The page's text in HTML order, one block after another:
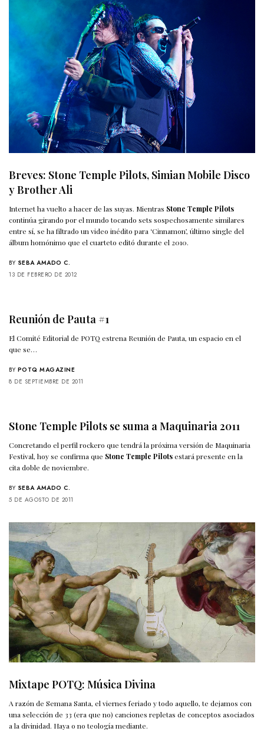
Breves: Stone Temple Pilots, Simian Mobile Disco
y Brother Ali
Internet ha vuelto a hacer de las suyas. Mientras Stone Temple Pilots
continúa girando por el mundo tocando sets sospechosamente similares
entre sí, se ha filtrado un video inédito para ‘Cinnamon’, último single del
álbum homónimo que el cuarteto editó durante el 2010.
BY SEBA AMADO C.
13 DE FEBRERO DE 2012
Reunión de Pauta #1
El Comité Editorial de POTQ estrena Reunión de Pauta, un espacio en el
que se…
BY POTQ MAGAZINE
8 DE SEPTIEMBRE DE 2011
Stone Temple Pilots se suma a Maquinaria 2011
Concretando el perfil rockero que tendrá la próxima versión de Maquinaria
Festival, hoy se confirma que Stone Temple Pilotsestará presente en la
cita doble de noviembre.
BY SEBA AMADO C.
5 DE AGOSTO DE 2011
Mixtape POTQ: Música Divina
A razón de Semana Santa, el viernes feriado y todo aquello, te dejamos con
una selección de 33 (era que no) canciones repletas de conceptos asociados
a la divinidad. Haya o no teología mediante.